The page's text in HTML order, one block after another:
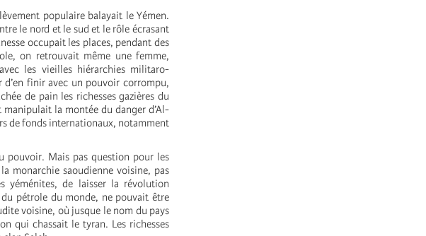
populaire balayait le Yémen.
le nord et le sud et le rôle écrasant
occupait les places, pendant des
on retrouvait même une femme,
les vieilles hiérarchies militaro-
finir avec un pouvoir corrompu,
de pain les richesses gazières du
la montée du danger d’Al-
de fonds internationaux, notamment
pouvoir. Mais pas question pour les
monarchie saoudienne voisine, pas
yéménites, de laisser la révolution
pétrole du monde, ne pouvait être
voisine, où jusque le nom du pays
qui chassait le tyran. Les richesses